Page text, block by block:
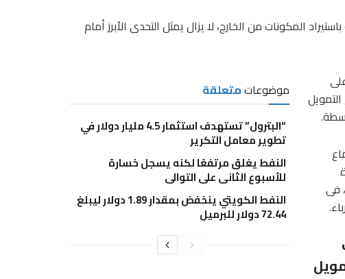
المكونات من الخارج، لا يزال يمثل التحدى الأبرز أمام
موضوعاتمتعلقة
“البترول” تستهدف استثمار 4.5 مليار دولار في
تطوير معامل التكرير
النفط يغلق مرتفعًا لكنه يسجل خسارة
للأسبوع الثانى على التوالى
النفط الكويتي ينخفض بمقدار 1.89 دولار ليبلغ
72.44 دولار للبرميل
فى